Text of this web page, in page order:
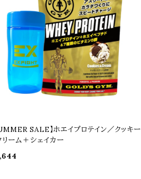
SALE】ホエイプロテイン／クッキー
リーム＋シェイカー